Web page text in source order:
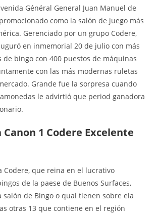
Général General Juan Manuel de
como la salón de juego más
Gerenciado por un grupo Codere,
en inmemorial 20 de julio con más
de bingo con 400 puestos de máquinas
con las más modernas ruletas
Grande fue la sorpresa cuando
le advirtió que period ganadora
1 Codere Excelente
Codere, que reina en el lucrativo
de la paese de Buenos Surfaces,
salón de Bingo o qual tienen sobre ela
otras 13 que contiene en el región